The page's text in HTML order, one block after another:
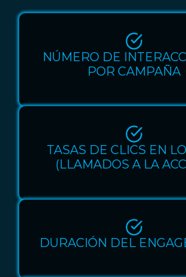
NÚMERO DE
POR CAMPAÑA
TASAS DE CLICS EN
(LLAMADOS A LA
DURACIÓN DEL